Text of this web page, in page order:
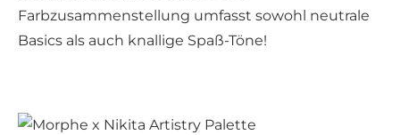
Farbzusammenstellung umfasst sowohl neutrale
Basics als auch knallige Spaß-Töne!